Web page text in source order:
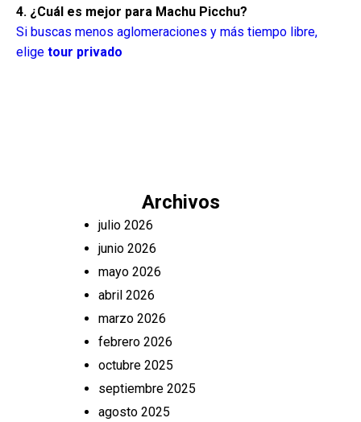
4. ¿Cuál es mejor para Machu Picchu?
Si buscas menos aglomeraciones y más tiempo libre,
elige tour privado
Archivos
julio 2026
junio 2026
mayo 2026
abril 2026
marzo 2026
febrero 2026
octubre 2025
septiembre 2025
agosto 2025